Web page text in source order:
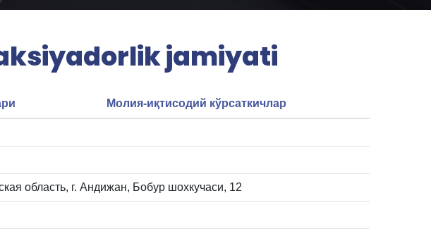
jamiyati
Молия-иқтисодий кўрсаткичлар
область, г. Андижан, Бобур шохкучаси, 12